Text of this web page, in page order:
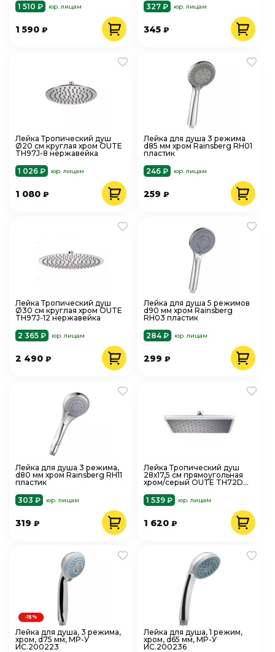
1 510 ₽ юр. лицам
1 590 ₽
327 ₽ юр. лицам
345₽
Лейка Тропический душ
Ø20 см круглая хром OUTE
TH97J-8 нержавейка
1 026 ₽
юр. лицам
1 080 ₽
Лейка для душа 3 режима
d85 мм хром Rainsberg RH01
пластик
246 ₽
юр. лицам
259₽
Лейка Тропический душ
Ø30 см круглая хром OUTE
TH97J-12 нержавейка
2 365 ₽
юр. лицам
2 490 ₽
Лейка для душа 5 режимов
d90 мм хром Rainsberg
RH03 пластик
284 ₽
юр. лицам
299₽
Лейка для душа 3 режима,
d80 мм хром Rainsberg RH11
пластик
303 ₽
юр. лицам
319 ₽
Лейка Тропический душ
28х17,5 см прямоугольная
хром/серый OUTE TH72D
1 539 ₽
юр. лицам
1 620₽
Лейка для душа, 3 режима,
хром, d75 мм, MP-У
ИС.200223
-15%
Лейка для душа, 1 режим,
хром, d65 мм, MP-У
ИС.200236